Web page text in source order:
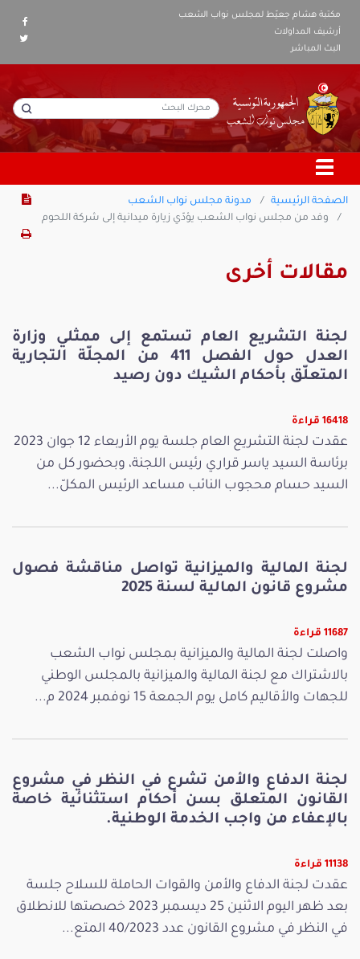
مكتبة هشام جعيّط لمجلس نواب الشعب
أرشيف المداولات
البث المباشر
الصفحة الرئيسية
مدونة مجلس نواب الشعب
وفد من مجلس نواب الشعب يؤدّي زيارة ميدانية إلى شركة اللحوم
مقالات أخرى
لجنة التشريع العام تستمع إلى ممثلي وزارة
العدل حول الفصل 411 من المجلّة التجارية
المتعلّق بأحكام الشيك دون رصيد
16418 قراءة
عقدت لجنة التشريع العام جلسة يوم الأربعاء 12 جوان 2023
برئاسة السيد ياسر قراري رئيس اللجنة، وبحضور كل من
السيد حسام محجوب النائب مساعد الرئيس المكلّ...
لجنة المالية والميزانية تواصل مناقشة فصول
مشروع قانون المالية لسنة 2025
11687 قراءة
واصلت لجنة المالية والميزانية بمجلس نواب الشعب
بالاشتراك مع لجنة المالية والميزانية بالمجلس الوطني
للجهات والأقاليم كامل يوم الجمعة 15 نوفمبر 2024 م...
لجنة الدفاع والأمن تشرع في النظر في مشروع
القانون المتعلق بسن أحكام استثنائية خاصة
بالإعفاء من واجب الخدمة الوطنية.
11138 قراءة
عقدت لجنة الدفاع والأمن والقوات الحاملة للسلاح جلسة
بعد ظهر اليوم الاثنين 25 ديسمبر 2023 خصصتها للانطلاق
في النظر في مشروع القانون عدد 40/2023 المتع...